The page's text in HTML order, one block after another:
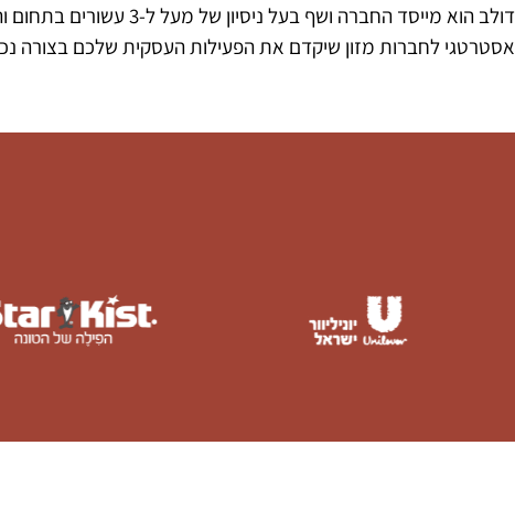
דולב הוא מייסד החברה
אסטרטגי לחברות מזון שיקדם את הפעילות העסקית שלכם בצורה